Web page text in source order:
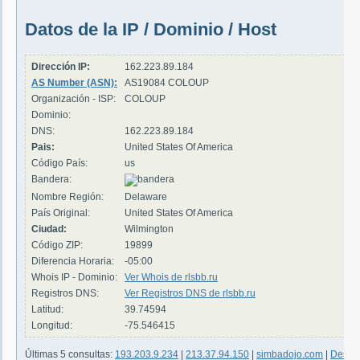
Datos de la IP / Dominio / Host
Dirección IP:
162.223.89.184
AS Number (ASN):
AS19084 COLOUP
Organización - ISP:
COLOUP
Dominio:
DNS:
162.223.89.184
Pais:
United States Of America
Código País:
us
Bandera:
Nombre Región:
Delaware
País Original:
United States Of America
Ciudad:
Wilmington
Código ZIP:
19899
Diferencia Horaria:
-05:00
Whois IP - Dominio:
Ver Whois de rlsbb.ru
Registros DNS:
Ver Registros DNS de rlsbb.ru
Latitud:
39.74594
Longitud:
-75.546415
Últimas 5 consultas: 193.203.9.234 213.37.94.150 simbadojo.com